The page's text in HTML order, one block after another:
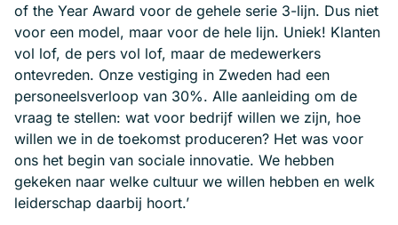
of the Year Award voor de gehele serie 3-lijn. Dus niet
voor een model, maar voor de hele lijn. Uniek! Klanten
vol lof, de pers vol lof, maar de medewerkers
ontevreden. Onze vestiging in Zweden had een
personeelsverloop van 30%. Alle aanleiding om de
vraag te stellen: wat voor bedrijf willen we zijn, hoe
willen we in de toekomst produceren? Het was voor
ons het begin van sociale innovatie. We hebben
gekeken naar welke cultuur we willen hebben en welk
leiderschap daarbij hoort.’